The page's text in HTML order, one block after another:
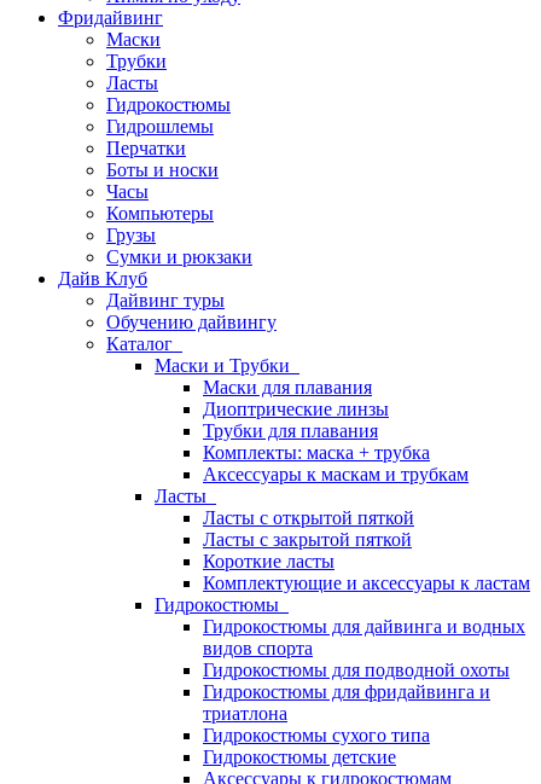
Фридайвинг
Маски
Трубки
Ласты
Гидрокостюмы
Гидрошлемы
Перчатки
Боты и носки
Часы
Компьютеры
Грузы
Сумки и рюкзаки
Дайв Клуб
Дайвинг туры
Обучению дайвингу
Каталог
Маски и Трубки
Маски для плавания
Диоптрические линзы
Трубки для плавания
Комплекты: маска + трубка
Аксессуары к маскам и трубкам
Ласты
Ласты с открытой пяткой
Ласты с закрытой пяткой
Короткие ласты
Комплектующие и аксессуары к ластам
Гидрокостюмы
Гидрокостюмы для дайвинга и водных
видов спорта
Гидрокостюмы для подводной охоты
Гидрокостюмы для фридайвинга и
триатлона
Гидрокостюмы сухого типа
Гидрокостюмы детские
Аксессуары к гидрокостюмам